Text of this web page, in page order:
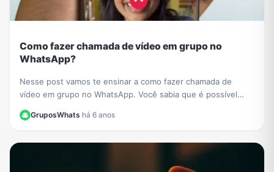
Como fazer chamada de vídeo em grupo no
WhatsApp?
Nesse post vamos te ensinar a como fazer chamada de
vídeo em grupo no WhatsApp. Você sabia que é possível
GruposWhats·há 6 anos